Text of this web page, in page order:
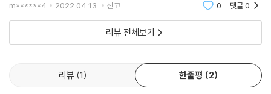
사내와 원주민들에게 포교하며 떠도는 카푸친회 신부가 있다. 그들과 함께
광포한 폭풍우를 이겨낸 아침, 물속에 뿌리를 담근 나무들에 새겨진 은밀
로 들어선다. “드넓은 대지와 산, 계곡, 보물, 방랑자와 사라진 문명의 흔적
을 간직한 밀림” “숨겨진 국가, 암호로 그려진 지도, 비밀의 문을 통해 들
계문학 시크릿 서평단＞의 경우에는 다양
m******4 2022.04.13. 신고 0 댓글0
리뷰 전체보기
리뷰 1 한줄평 2